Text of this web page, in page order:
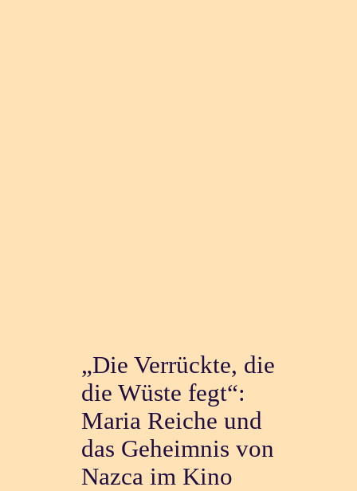
„Die Verrückte, die
die Wüste fegt“:
Maria Reiche und
das Geheimnis von
Nazca im Kino